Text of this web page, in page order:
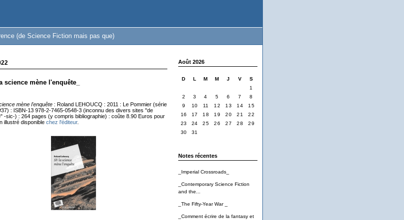
(de Science Fiction mais pas que)
Août 2026
D L M M J V
S
1
2
3 4 5 6 7
8
9
10 11 12 13 14
15
16
17 18 19 20 21
22
23
24 25 26 27 28
29
30
31
Notes récentes
_Imperial Crossroads_
_Contemporary Science Fiction
and the...
_The Fifty-Year War _
_Comment écrire de la fantasy et
science mène l'enquête_
mène l'enquête: Roland LEHOUCQ : 2011 : Le Pommier (série
: ISBN-13 978-2-7465-0548-3 (inconnu des divers sites "de
-sic-) : 264 pages (y compris bibliographie) : coûte 8.90 Euros pour
illustré disponible chez l'éditeur.